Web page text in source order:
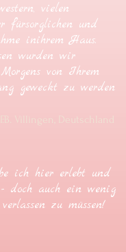
vielen
fürsorglichen und
inihrem Haus.
wurden wir
Morgens von Ihrem
geweckt zu werden
Villingen, Deutschland
ich hier erlebt und
doch auch ein wenig
zu müssen!